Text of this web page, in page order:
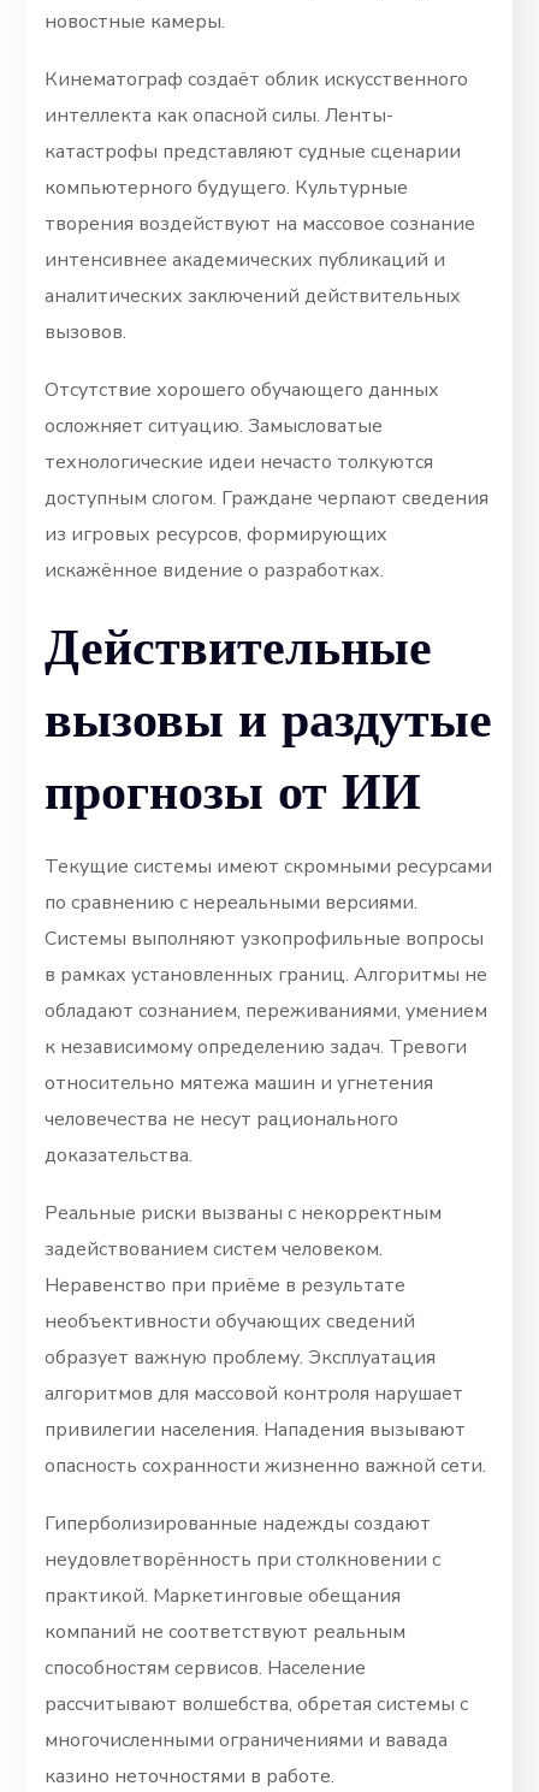
новостные камеры.
Кинематограф создаёт облик искусственного
интеллекта как опасной силы. Ленты-
катастрофы представляют судные сценарии
компьютерного будущего. Культурные
творения воздействуют на массовое сознание
интенсивнее академических публикаций и
аналитических заключений действительных
вызовов.
Отсутствие хорошего обучающего данных
осложняет ситуацию. Замысловатые
технологические идеи нечасто толкуются
доступным слогом. Граждане черпают сведения
из игровых ресурсов, формирующих
искажённое видение о разработках.
Действительные
вызовы и раздутые
прогнозы от ИИ
Текущие системы имеют скромными ресурсами
по сравнению с нереальными версиями.
Системы выполняют узкопрофильные вопросы
в рамках установленных границ. Алгоритмы не
обладают сознанием, переживаниями, умением
к независимому определению задач. Тревоги
относительно мятежа машин и угнетения
человечества не несут рационального
доказательства.
Реальные риски вызваны с некорректным
задействованием систем человеком.
Неравенство при приёме в результате
необъективности обучающих сведений
образует важную проблему. Эксплуатация
алгоритмов для массовой контроля нарушает
привилегии населения. Нападения вызывают
опасность сохранности жизненно важной сети.
Гиперболизированные надежды создают
неудовлетворённость при столкновении с
практикой. Маркетинговые обещания
компаний не соответствуют реальным
способностям сервисов. Население
рассчитывают волшебства, обретая системы с
многочисленными ограничениями и вавада
казино неточностями в работе.